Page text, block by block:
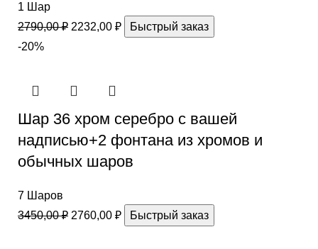
1 Шар
2790,00₽ 2232,00 ₽
Быстрый заказ
-20%
Шар 36 хром серебро с вашей
надписью+2 фонтана из хромов и
обычных шаров
7 Шаров
3450,00₽ 2760,00 ₽ Быстрый заказ